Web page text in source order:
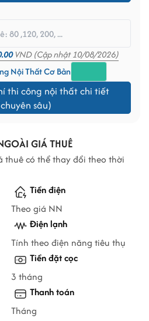
VND (Cập nhật 10/08/2026)
Nội Thất Cơ Bản
thi công nội thất chi tiết
sâu)
GIÁ THUÊ
thuê có thể thay đổi theo thời
Tiền điện
Theo giá NN
Điện lạnh
Tính theo điện năng tiêu thụ
Tiền đặt cọc
3 tháng
Thanh toán
Tháng